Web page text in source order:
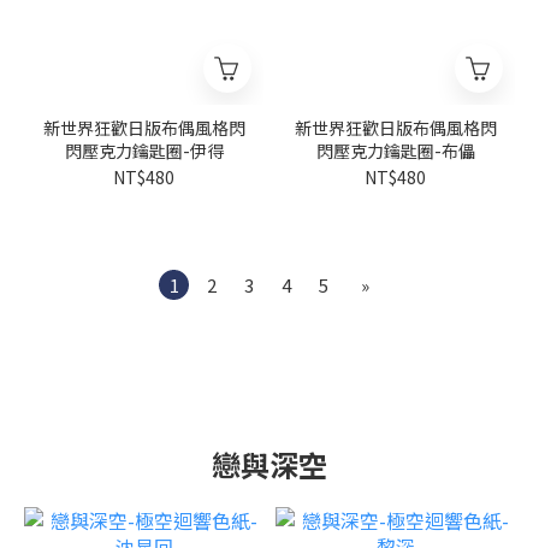
新世界狂歡日版布偶風格閃
閃壓克力鑰匙圈-伊得
NT$480
新世界狂歡日版布偶風格閃
閃壓克力鑰匙圈-布儡
NT$480
1 2 3 4 5 »
戀與深空